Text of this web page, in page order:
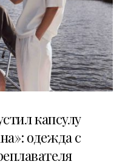
капсулу
одежда с